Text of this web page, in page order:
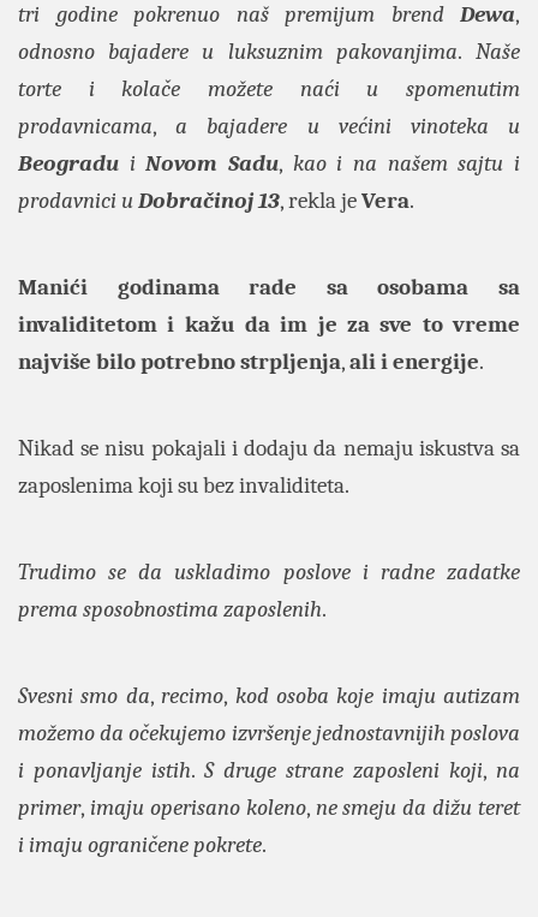
tri godine pokrenuo naš premijum brend Dewa,
odnosno bajadere u luksuznim pakovanjima. Naše
torte i kolače možete naći u spomenutim
prodavnicama,a bajadere u većini vinoteka u
Beogradu iNovom Sadu, kao i na našem sajtu i
prodavnici uDobračinoj 13, rekla jeVera.
Manići godinama rade sa osobama sa
invaliditetom i kažu da im je za sve to vreme
najviše bilo potrebno strpljenja,ali i energije.
Nikad se nisu pokajali i dodaju da nemaju iskustva sa
zaposlenima koji su bez invaliditeta.
Trudimo se da uskladimo poslove i radne zadatke
prema sposobnostima zaposlenih.
Svesni smo da, recimo, kod osoba koje imaju autizam
možemo da očekujemo izvršenje jednostavnijih poslova
i ponavljanje istih. S druge strane zaposleni koji, na
primer, imaju operisano koleno, ne smeju da dižu teret
i imaju ograničene pokrete.